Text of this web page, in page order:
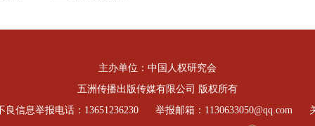
主办单位：中国人权研究会
五洲传播出版传媒有限公司 版权所有
良信息举报电话：13651236230
举报邮箱：1130633050@qq.com